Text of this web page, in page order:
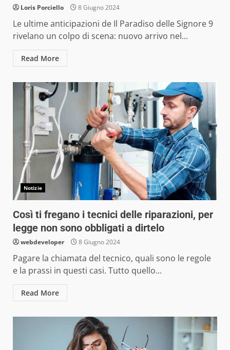
Loris Porciello 8 Giugno 2024
Le ultime anticipazioni de Il Paradiso delle Signore 9
rivelano un colpo di scena: nuovo arrivo nel...
Read More
Notizie
Così ti fregano i tecnici delle riparazioni, per
legge non sono obbligati a dirtelo
webdeveloper 8 Giugno 2024
Pagare la chiamata del tecnico, quali sono le regole
e la prassi in questi casi. Tutto quello...
Read More